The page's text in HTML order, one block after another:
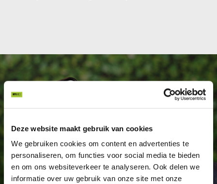
Deze website maakt gebruik van cookies
We gebruiken cookies om content en advertenties te
personaliseren, om functies voor social media te bieden
en om ons websiteverkeer te analyseren. Ook delen we
informatie over uw gebruik van onze site met onze